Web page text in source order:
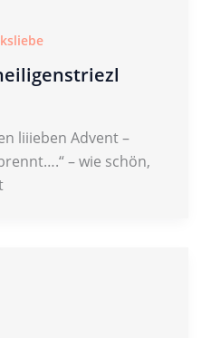
liiieben Advent –
– wie schön,